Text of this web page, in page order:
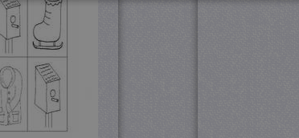
Prestatie
van de website mogelijk, zoals gebruikersaanmelding en
strikt noodzakelijke cookies.
4 weken 2 Deze cookie wordt gebruikt door de Cookie-Script.com-